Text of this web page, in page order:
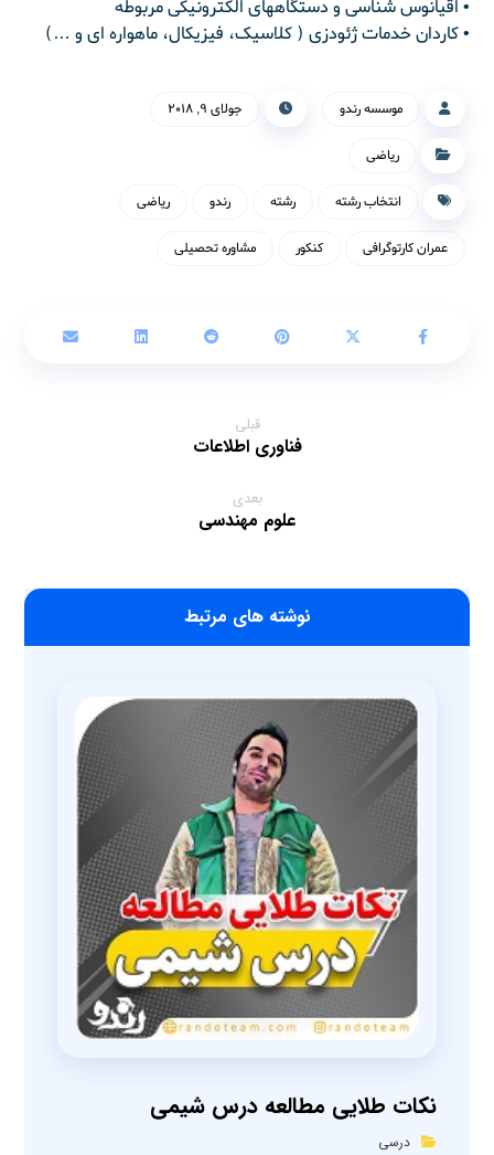
• اقیانوس شناسی و دستگاههای الکترونیکی مربوطه
• کاردان خدمات ژئودزی ( کلاسیک، فیزیکال، ماهواره ای و …)
موسسه رندو جولای ۹, ۲۰۱۸
ریاضی
انتخاب رشته رشته رندو ریاضی
عمران کارتوگرافی کنکور مشاوره تحصیلی
قبلی
فناوری اطلاعات
بعدی
علوم مهندسی
‫نوشته های مرتبط
نکات طلایی مطالعه درس شیمی
درسی